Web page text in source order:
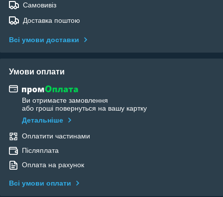
Самовивіз
Доставка поштою
Всі умови доставки
Умови оплати
Ви отримаєте замовлення
або гроші повернуться на вашу картку
Детальніше
Оплатити частинами
Післяплата
Оплата на рахунок
Всі умови оплати